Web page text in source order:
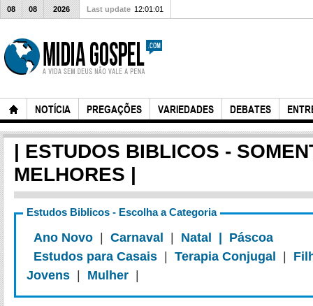
NOTÍCIA PREGAÇÕES VARIEDADES DEBATES
08 08 2026 Last update 12:01:01
| ESTUDOS BIBLICOS -
MELHORES |
Estudos Biblicos - Escolha a Categoria
Ano Novo Carnaval Natal | Páscoa
Estudos para Casais
Terapia Conjugal
Jovens
Mulher